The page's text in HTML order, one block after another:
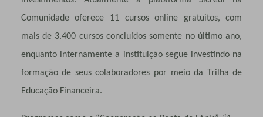
Comunidade oferece 11 cursos online gratuitos, com
mais de 3.400 cursos concluídos somente no último ano,
enquanto internamente a instituição segue investindo na
formação de seus colaboradores por meio da Trilha de
Educação Financeira.